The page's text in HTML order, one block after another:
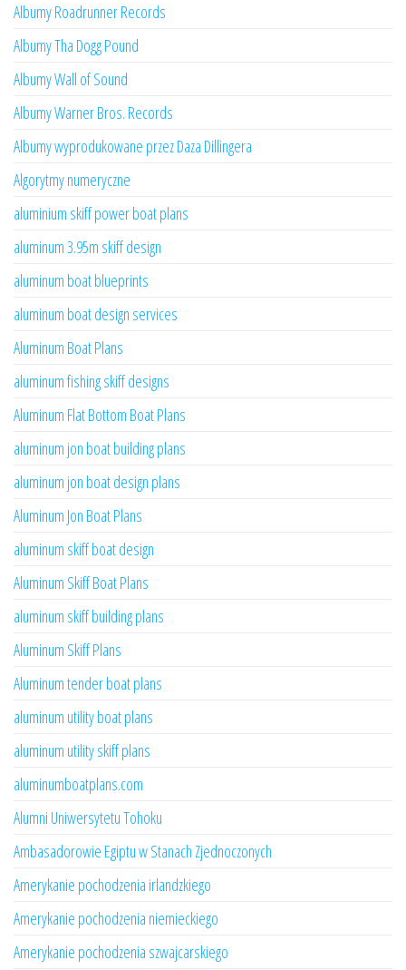
Albumy Roadrunner Records
Albumy Tha Dogg Pound
Albumy Wall of Sound
Albumy Warner Bros. Records
Albumy wyprodukowane przez Daza Dillingera
Algorytmy numeryczne
aluminium skiff power boat plans
aluminum 3.95m skiff design
aluminum boat blueprints
aluminum boat design services
Aluminum Boat Plans
aluminum fishing skiff designs
Aluminum Flat Bottom Boat Plans
aluminum jon boat building plans
aluminum jon boat design plans
Aluminum Jon Boat Plans
aluminum skiff boat design
Aluminum Skiff Boat Plans
aluminum skiff building plans
Aluminum Skiff Plans
Aluminum tender boat plans
aluminum utility boat plans
aluminum utility skiff plans
aluminumboatplans.com
Alumni Uniwersytetu Tohoku
Ambasadorowie Egiptu w Stanach Zjednoczonych
Amerykanie pochodzenia irlandzkiego
Amerykanie pochodzenia niemieckiego
Amerykanie pochodzenia szwajcarskiego